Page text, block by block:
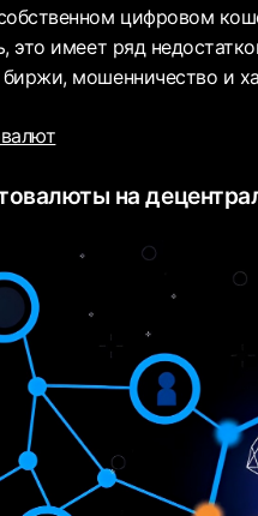
цифровом
это имеет ряд
мошенничество и
на